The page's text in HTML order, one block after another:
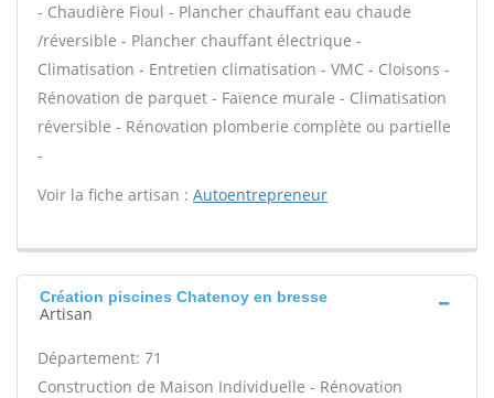
- Chaudière Fioul - Plancher chauffant eau chaude
/réversible - Plancher chauffant électrique -
Climatisation - Entretien climatisation - VMC - Cloisons -
Rénovation de parquet - Faïence murale - Climatisation
réversible - Rénovation plomberie complète ou partielle
-
Voir la fiche artisan : Autoentrepreneur
Création piscines Chatenoy en bresse
Artisan
Département: 71
Construction de Maison Individuelle - Rénovation